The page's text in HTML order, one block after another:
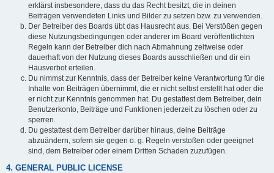
erklärst insbesondere, dass du das Recht besitzt, die in deinen
Beiträgen verwendeten Links und Bilder zu setzen bzw. zu verwenden.
Der Betreiber des Boards übt das Hausrecht aus. Bei Verstößen gegen
diese Nutzungsbedingungen oder anderer im Board veröffentlichten
Regeln kann der Betreiber dich nach Abmahnung zeitweise oder
dauerhaft von der Nutzung dieses Boards ausschließen und dir ein
Hausverbot erteilen.
Du nimmst zur Kenntnis, dass der Betreiber keine Verantwortung für die
Inhalte von Beiträgen übernimmt, die er nicht selbst erstellt hat oder die
er nicht zur Kenntnis genommen hat. Du gestattest dem Betreiber, dein
Benutzerkonto, Beiträge und Funktionen jederzeit zu löschen oder zu
sperren.
Du gestattest dem Betreiber darüber hinaus, deine Beiträge
abzuändern, sofern sie gegen o. g. Regeln verstoßen oder geeignet
sind, dem Betreiber oder einem Dritten Schaden zuzufügen.
4. GENERAL PUBLIC LICENSE